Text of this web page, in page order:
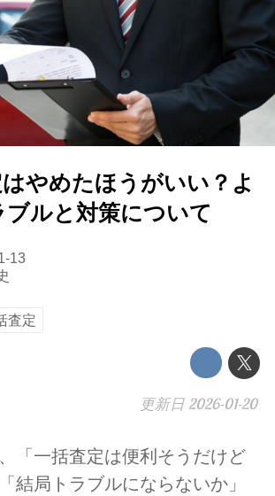
やめたほうがいい？よ
ブルと対策について
13
査定
更新日 2026-01-20
「一括査定は便利そうだけど
結局トラブルにならないか」